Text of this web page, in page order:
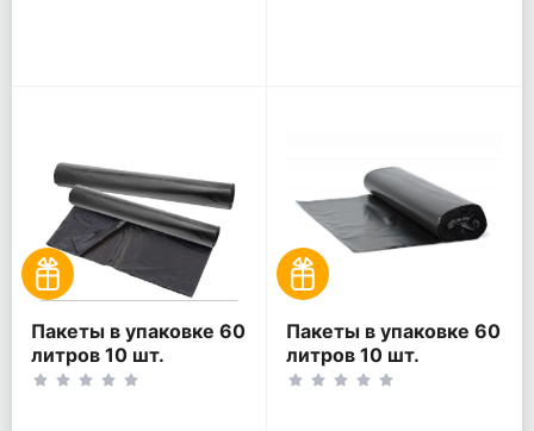
Пакеты в упаковке 60
литров 10 шт.
(10шт*2рул)
Пакеты в упаковке 60
литров 10 шт.
(10шт*1рул)